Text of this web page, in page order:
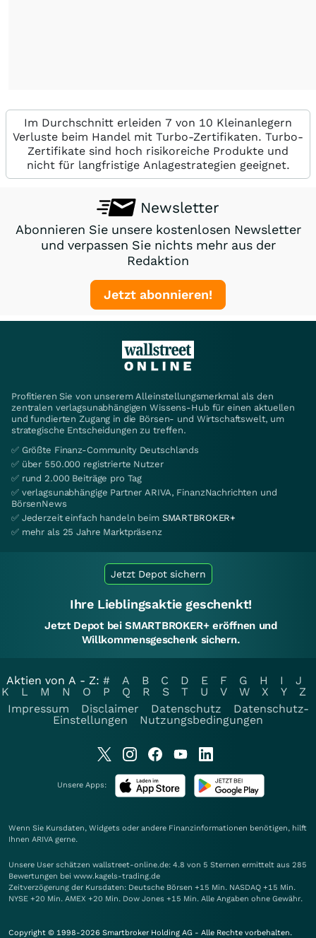
Im Durchschnitt erleiden 7 von 10 Kleinanlegern
Verluste beim Handel mit Turbo-Zertifikaten. Turbo-
Zertifikate sind hoch risikoreiche Produkte und
nicht für langfristige Anlagestrategien geeignet.
Newsletter
Abonnieren Sie unsere kostenlosen Newsletter
und verpassen Sie nichts mehr aus der
Redaktion
Jetzt abonnieren!
Profitieren Sie von unserem Alleinstellungsmerkmal als den
zentralen verlagsunabhängigen Wissens-Hub für einen aktuellen
und fundierten Zugang in die Börsen- und Wirtschaftswelt, um
strategische Entscheidungen zu treffen.
✅ Größte Finanz-Community Deutschlands
✅ über 550.000 registrierte Nutzer
✅ rund 2.000 Beiträge pro Tag
✅ verlagsunabhängige Partner ARIVA, FinanzNachrichten und
BörsenNews
✅ Jederzeit einfach handeln beim SMARTBROKER+
✅ mehr als 25 Jahre Marktpräsenz
Jetzt Depot sichern
Ihre Lieblingsaktie geschenkt!
Jetzt Depot bei SMARTBROKER+ eröffnen und
Willkommensgeschenk sichern.
Aktien von A - Z: # A B C D E F G H I
J
K
L M N O P Q R S T U V W X Y
Z
Impressum
Disclaimer Datenschutz
Datenschutz-
Einstellungen
Nutzungsbedingungen
Unsere Apps:
Wenn Sie Kursdaten, Widgets oder andere Finanzinformationen benötigen, hilft
Ihnen ARIVA gerne.
Unsere User schätzen wallstreet-online.de: 4.8 von 5 Sternen ermittelt aus 285
Bewertungen bei www.kagels-trading.de
Zeitverzögerung der Kursdaten: Deutsche Börsen +15 Min. NASDAQ +15 Min.
NYSE +20 Min. AMEX +20 Min. Dow Jones +15 Min. Alle Angaben ohne Gewähr.
Copyright © 1998-2026 Smartbroker Holding AG - Alle Rechte vorbehalten.